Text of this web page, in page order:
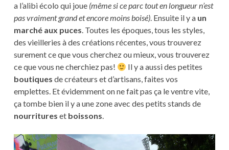
a l’alibi écolo qui joue (même si ce parc tout en longueur n’est
pas vraiment grand et encore moins boisé). Ensuite il y a un
marché aux puces. Toutes les époques, tous les styles,
des vieilleries à des créations récentes, vous trouverez
surement ce que vous cherchez ou mieux, vous trouverez
ce que vous ne cherchiez pas!
Il y a aussi des petites
boutiques de créateurs et d’artisans, faites vos
emplettes. Et évidemment on ne fait pas ça le ventre vite,
ça tombe bien il y a une zone avec des petits stands de
nourritures et boissons.